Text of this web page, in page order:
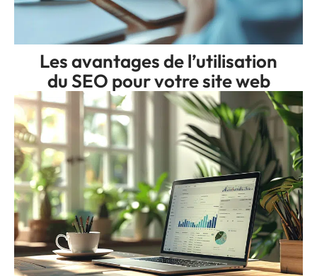
Les avantages de l’utilisation
du SEO pour votre site web